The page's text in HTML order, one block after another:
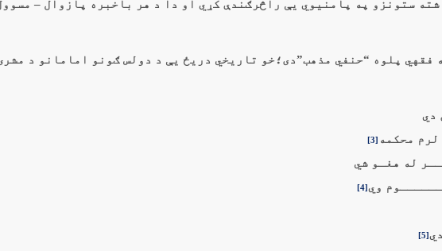
ستونزو په پامنيوي يې راڅرګندې کړي او دا د هر باخبره پازوال –
( ١٠٢٢- ١١٠٠ هه مړ) له فقهي پلوه “حنفي مذهب”دى؛خو تاريخي دريځ يې د دولس ګونو امامانو د
دي
محکمه [3]
له هغـو شي
وي[4]
[5]